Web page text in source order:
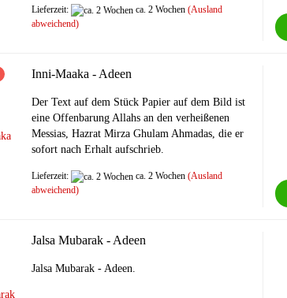
Lieferzeit: ca. 2 Wochen (Ausland
abweichend)
Inni-Maaka - Adeen
Der Text auf dem Stück Papier auf dem Bild ist
eine Offenbarung Allahs an den verheißenen
Messias, Hazrat Mirza Ghulam Ahmadas, die er
sofort nach Erhalt aufschrieb.
Lieferzeit: ca. 2 Wochen (Ausland
abweichend)
Jalsa Mubarak - Adeen
Jalsa Mubarak - Adeen.